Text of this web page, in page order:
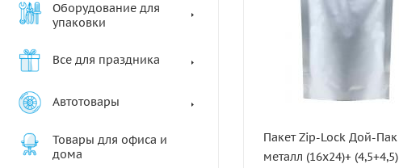
Оборудование для
упаковки
Все для праздника
Автотовары
Товары для офиса и
дома
Пакет Zip-Lock Дой-Пак
металл (16х24)+ (4,5+4,5)